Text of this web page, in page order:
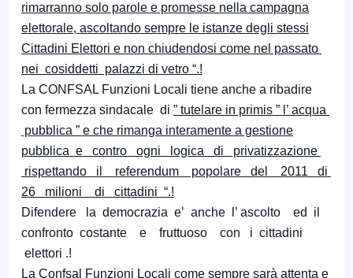
rimarranno solo parole e promesse nella campagna
elettorale, ascoltando sempre le istanze degli stessi
Cittadini Elettori e non chiudendosi come nel passato
nei cosiddetti palazzi di vetro “.!
La CONFSAL Funzioni Locali tiene anche a ribadire
con fermezza sindacale di ” tutelare in primis ” l’ acqua
pubblica ” e che rimanga interamente a gestione
pubblica e contro ogni logica di privatizzazione
rispettando il referendum popolare del 2011 di
26 milioni di cittadini “.!
Difendere la democrazia e’ anche l’ ascolto ed il
confronto costante e fruttuoso con i cittadini
elettori .!
La Confsal Funzioni Locali come sempre sarà attenta e